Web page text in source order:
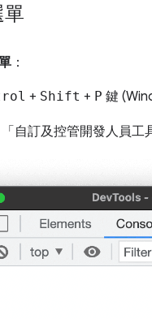
：
+ Shift + P 鍵
「自訂及控管開發人員工